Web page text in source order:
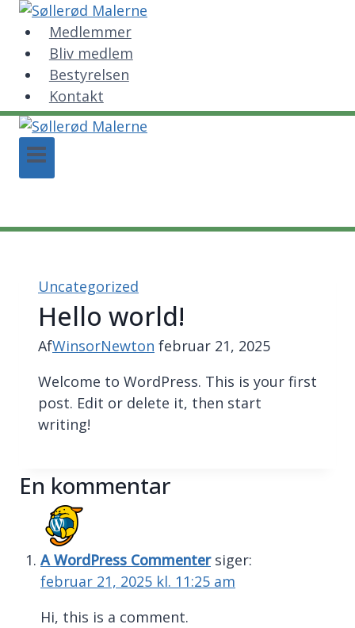
Fortsæt
indhold
Medlemmer
Bliv medlem
Bestyrelsen
Kontakt
Uncategorized
Hello world!
AfWinsorNewton februar 21, 2025
Welcome to WordPress. This is your first
post. Edit or delete it, then start
writing!
En kommentar
A WordPress Commenter siger:
februar 21, 2025 kl. 11:25 am
Hi, this is a comment.